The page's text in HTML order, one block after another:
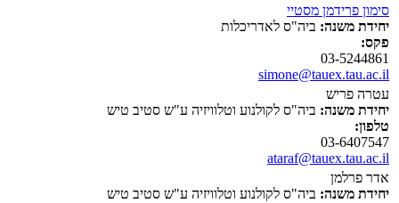
סימון פרידמן מסטיי
יחידת משנה: ביה"ס לאדריכלות
פקס:
03-5244861
simone@tauex.tau.ac.il
עטרה פריש
יחידת משנה: ביה"ס לקולנוע וטלוויזיה ע"ש סטיב טיש
טלפון:
03-6407547
ataraf@tauex.tau.ac.il
אדר פרלמן
יחידת משנה: ביה"ס לקולנוע וטלוויזיה ע"ש סטיב טיש